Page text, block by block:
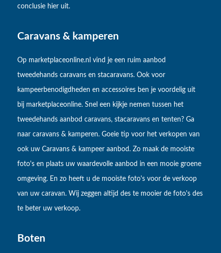
conclusie hier uit.
Caravans & kamperen
Op marketplaceonline.nl vind je een ruim aanbod
tweedehands caravans en stacaravans. Ook voor
kampeerbenodigdheden en accessoires ben je voordelig uit
bij marketplaceonline. Snel een kijkje nemen tussen het
tweedehands aanbod caravans, stacaravans en tenten? Ga
naar caravans & kamperen. Goeie tip voor het verkopen van
ook uw Caravans & kampeer aanbod. Zo maak de mooiste
foto's en plaats uw waardevolle aanbod in een mooie groene
omgeving. En zo heeft u de mooiste foto's voor de verkoop
van uw caravan. Wij zeggen altijd des te mooier de foto's des
te beter uw verkoop.
Boten